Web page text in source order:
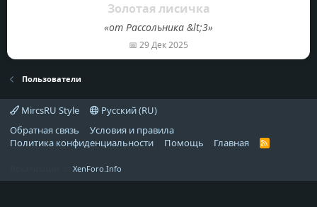
Золотая лисичка
«от Рассольника &lt;3»
📅 29 Дек 2025
Пользователи
MircsRU Style
Русский (RU)
Обратная связь
Условия и правила
Политика конфиденциальности
Помощь Главная
R
XenForo.Info